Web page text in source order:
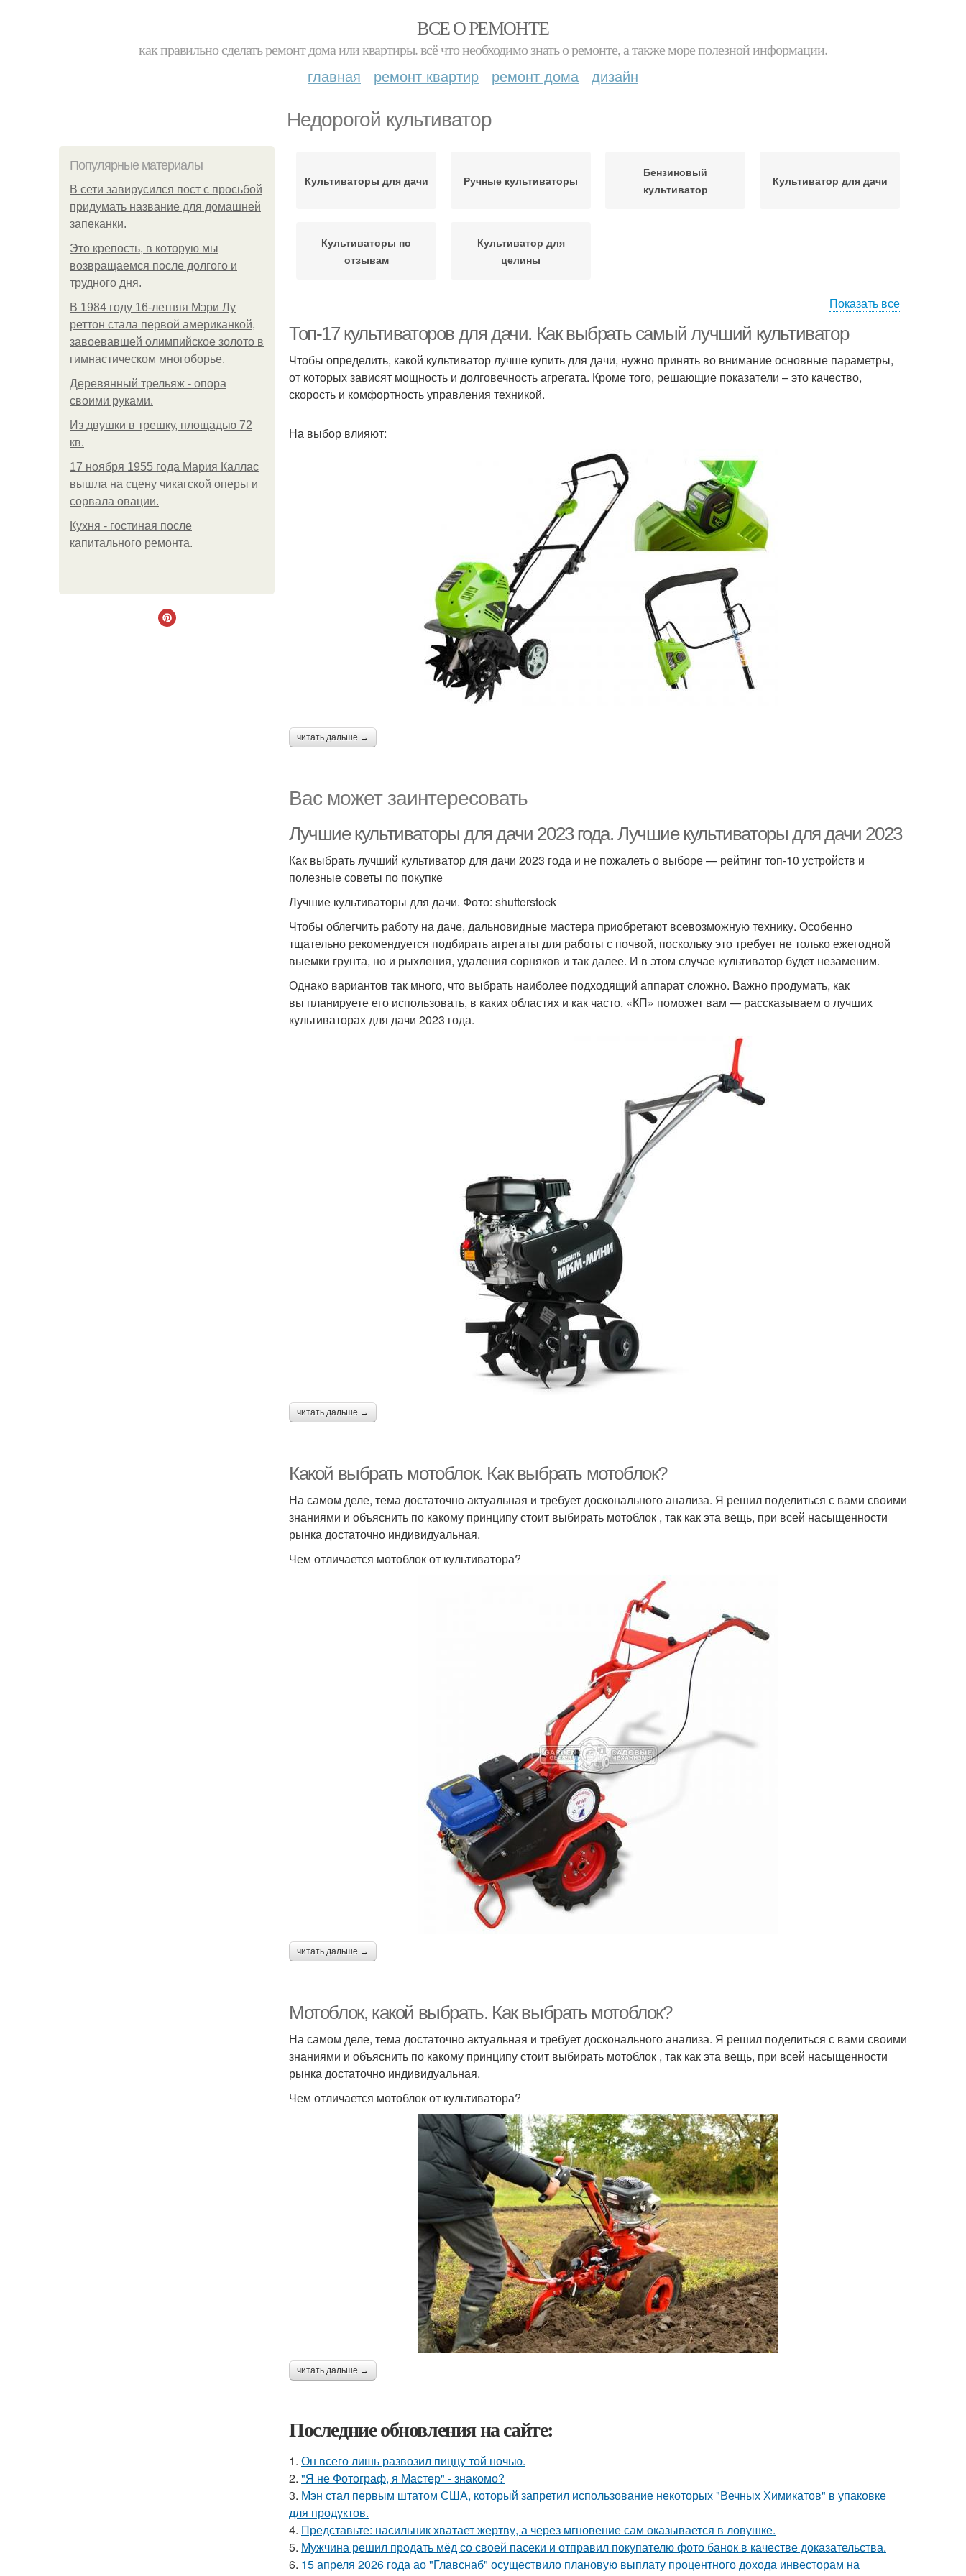
ВСЕ О РЕМОНТЕ
как правильно сделать ремонт дома или квартиры. всё что необходимо знать о ремонте, а также море полезной информации.
главная ремонт квартир ремонт дома дизайн
Недорогой культиватор
Популярные материалы
В сети завирусился пост с просьбой
придумать название для домашней
запеканки.
Это крепость, в которую мы
возвращаемся после долгого и
трудного дня.
В 1984 году 16-летняя Мэри Лу
реттон стала первой американкой,
завоевавшей олимпийское золото в
гимнастическом многоборье.
Деревянный трельяж - опора
своими руками.
Из двушки в трешку, площадью 72
кв.
17 ноября 1955 года Мария Каллас
вышла на сцену чикагской оперы и
сорвала овации.
Кухня - гостиная после
капитального ремонта.
Культиваторы для дачи Ручные культиваторы
Бензиновый
культиватор
Культиватор для дачи
Культиваторы по
отзывам
Культиватор для
целины
Показать все
Топ-17 культиваторов для дачи. Как выбрать самый лучший культиватор
Чтобы определить, какой культиватор лучше купить для дачи, нужно принять во внимание основные параметры,
от которых зависят мощность и долговечность агрегата. Кроме того, решающие показатели – это качество,
скорость и комфортность управления техникой.
На выбор влияют:
читать дальше →
Вас может заинтересовать
Лучшие культиваторы для дачи 2023 года. Лучшие культиваторы для дачи 2023
Как выбрать лучший культиватор для дачи 2023 года и не пожалеть о выборе — рейтинг топ-10 устройств и
полезные советы по покупке
Лучшие культиваторы для дачи. Фото: shutterstock
Чтобы облегчить работу на даче, дальновидные мастера приобретают всевозможную технику. Особенно
тщательно рекомендуется подбирать агрегаты для работы с почвой, поскольку это требует не только ежегодной
выемки грунта, но и рыхления, удаления сорняков и так далее. И в этом случае культиватор будет незаменим.
Однако вариантов так много, что выбрать наиболее подходящий аппарат сложно. Важно продумать, как
вы планируете его использовать, в каких областях и как часто. «КП» поможет вам — рассказываем о лучших
культиваторах для дачи 2023 года.
читать дальше →
Какой выбрать мотоблок. Как выбрать мотоблок?
На самом деле, тема достаточно актуальная и требует досконального анализа. Я решил поделиться с вами своими
знаниями и объяснить по какому принципу стоит выбирать мотоблок , так как эта вещь, при всей насыщенности
рынка достаточно индивидуальная.
Чем отличается мотоблок от культиватора?
читать дальше →
Мотоблок, какой выбрать. Как выбрать мотоблок?
На самом деле, тема достаточно актуальная и требует досконального анализа. Я решил поделиться с вами своими
знаниями и объяснить по какому принципу стоит выбирать мотоблок , так как эта вещь, при всей насыщенности
рынка достаточно индивидуальная.
Чем отличается мотоблок от культиватора?
читать дальше →
Последние обновления на сайте:
1. Он всего лишь развозил пиццу той ночью.
2. "Я не Фотограф, я Мастер" - знакомо?
3. Мэн стал первым штатом США, который запретил использование некоторых "Вечных Химикатов" в упаковке
для продуктов.
4. Представьте: насильник хватает жертву, а через мгновение сам оказывается в ловушке.
5. Мужчина решил продать мёд со своей пасеки и отправил покупателю фото банок в качестве доказательства.
6. 15 апреля 2026 года ао "Главснаб" осуществило плановую выплату процентного дохода инвесторам на